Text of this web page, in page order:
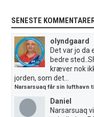
SENESTE
olyndgaard
Det var jo da
bedre
kræver nok
jorden, som det...
Narsarsuaq får sin lufthavn
Daniel
Narsarsuaq